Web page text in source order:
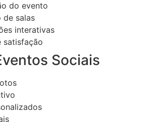
do evento
de salas
interativas
satisfação
Sociais